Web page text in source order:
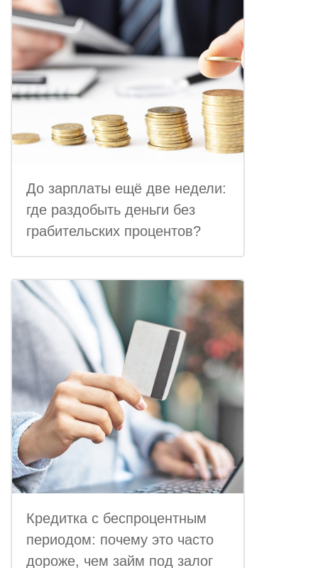
До зарплаты ещё две недели:
где раздобыть деньги без
грабительских процентов?
Кредитка с беспроцентным
периодом: почему это часто
дороже, чем займ под залог